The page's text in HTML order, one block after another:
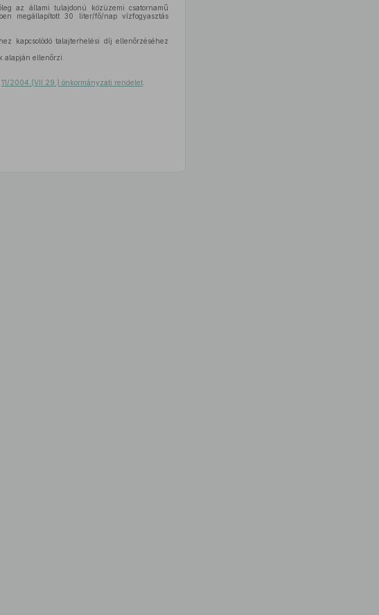
az állami tulajdonú közüzemi csatornamű
megállapított 30 liter/fő/nap vízfogyasztás
kapcsolódó talajterhelési díj ellenőrzéséhez
alapján ellenőrzi.
11/2004.(VII.29.) önkormányzati rendelet.